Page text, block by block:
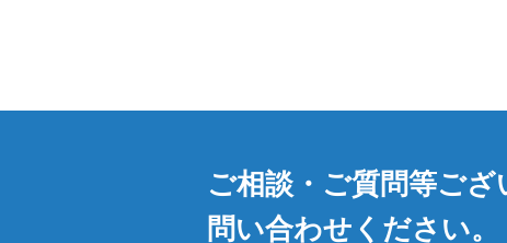
ご相談・ご質問等ご
問い合わせください。